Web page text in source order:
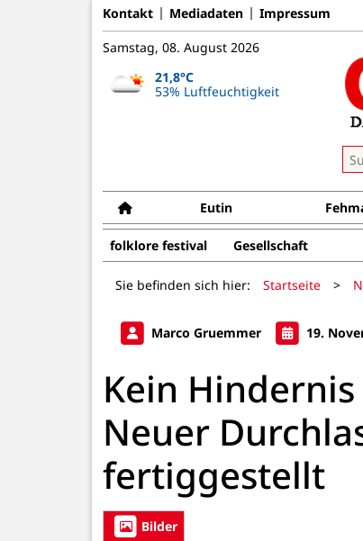
Kontakt Mediadaten Impressum
Samstag, 08. August 2026
21,8°C
53% Luftfeuchtigkeit
Eutin
folklore festival Gesellschaft
Sie befinden sich hier: Startseite >
Marco Gruemmer 19.
Kein
Neuer
fertiggestellt
Bilder